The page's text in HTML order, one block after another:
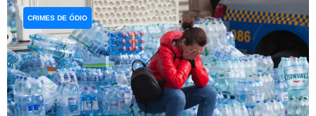
CRIMES DE ÓDIO